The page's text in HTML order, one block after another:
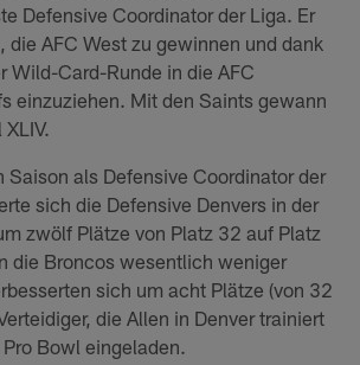
Defensive Coordinator der Liga. Er
die AFC West zu gewinnen und dank
Wild-Card-Runde in die AFC
einzuziehen. Mit den Saints gewann
Saison als Defensive Coordinator der
sich die Defensive Denvers in der
zwölf Plätze von Platz 32 auf Platz
die Broncos wesentlich weniger
sich um acht Plätze (von 32
die Allen in Denver trainiert
Bowl eingeladen.